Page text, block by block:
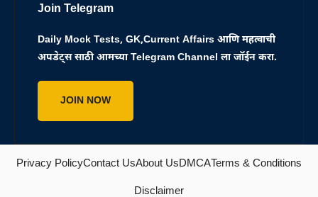
Join Telegram
Daily Mock Tests, GK,Current Affairs आणि महत्वाची
अपडेट्स साठी आमच्या Telegram Channel ला जॉईन करा.
JOIN NOW
Privacy PolicyContact UsAbout UsDMCATerms & Conditions
Disclaimer